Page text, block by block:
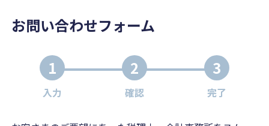
お問い合わせフォーム
1
入力
2
確認
3
完了